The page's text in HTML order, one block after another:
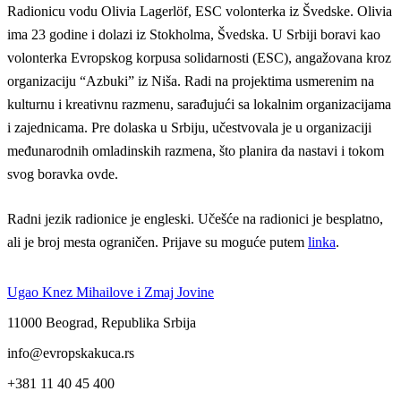
Radionicu vodu Olivia Lagerlöf, ESC volonterka iz Švedske. Olivia
ima 23 godine i dolazi iz Stokholma, Švedska. U Srbiji boravi kao
volonterka Evropskog korpusa solidarnosti (ESC), angažovana kroz
organizaciju “Azbuki” iz Niša. Radi na projektima usmerenim na
kulturnu i kreativnu razmenu, sarađujući sa lokalnim organizacijama
i zajednicama. Pre dolaska u Srbiju, učestvovala je u organizaciji
međunarodnih omladinskih razmena, što planira da nastavi i tokom
svog boravka ovde.
Radni jezik radionice je engleski. Učešće na radionici je besplatno,
ali je broj mesta ograničen. Prijave su moguće putem linka.
Ugao Knez Mihailove i Zmaj Jovine
11000 Beograd, Republika Srbija
info@evropskakuca.rs
+381 11 40 45 400